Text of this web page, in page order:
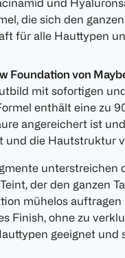
und
die sich den
für alle Hauttypen
Foundation von
mit sofortigen
enthält eine zu
angereichert ist
und die Hautstruktur
unterstreichen
der den ganzen
mühelos
Finish, ohne zu
geeignet